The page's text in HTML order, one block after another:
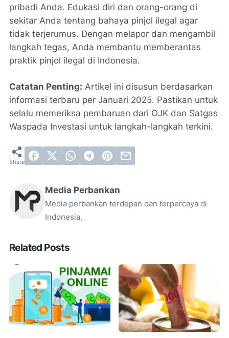
pribadi Anda. Edukasi diri dan orang-orang di
sekitar Anda tentang bahaya pinjol ilegal agar
tidak terjerumus. Dengan melapor dan mengambil
langkah tegas, Anda membantu memberantas
praktik pinjol ilegal di Indonesia.
Catatan Penting: Artikel ini disusun berdasarkan
informasi terbaru per Januari 2025. Pastikan untuk
selalu memeriksa pembaruan dari OJK dan Satgas
Waspada Investasi untuk langkah-langkah terkini.
Media Perbankan
Media perbankan terdepan dan terpercaya di
Indonesia.
Related Posts